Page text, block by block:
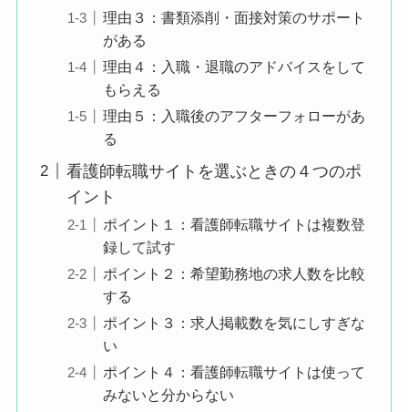
理由３：書類添削・面接対策のサポート
がある
理由４：入職・退職のアドバイスをして
もらえる
理由５：入職後のアフターフォローがあ
る
看護師転職サイトを選ぶときの４つのポ
イント
ポイント１：看護師転職サイトは複数登
録して試す
ポイント２：希望勤務地の求人数を比較
する
ポイント３：求人掲載数を気にしすぎな
い
ポイント４：看護師転職サイトは使って
みないと分からない